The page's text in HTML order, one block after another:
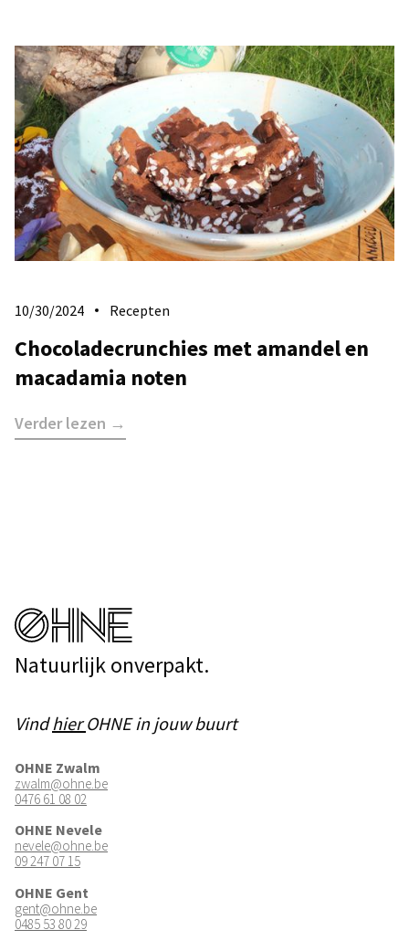
10/30/2024 Recepten
Chocoladecrunchies met amandel en
macadamia noten
Verder lezen →
Natuurlijk onverpakt.
VindhierOHNE in jouw buurt
OHNE Zwalm
zwalm@ohne.be
0476 61 08 02
OHNE Nevele
nevele@ohne.be
09 247 07 15
OHNE Gent
gent@ohne.be
0485 53 80 29